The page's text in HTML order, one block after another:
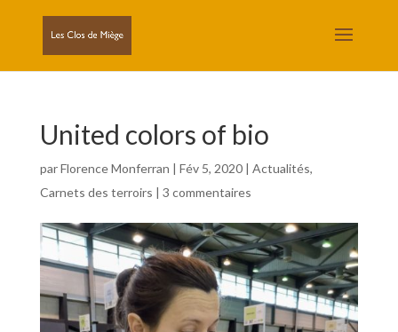
United colors of bio
parFlorence Monferran | Fév 5, 2020| Actualités,
Carnets des terroirs | 3 commentaires